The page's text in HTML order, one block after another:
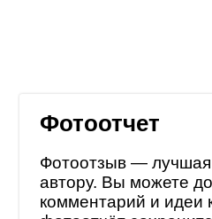
Фотоотчет
Фотоотзыв — лучшая
автору. Вы можете
комментарий и идеи